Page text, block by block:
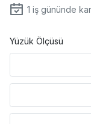
1 iş gününde
Yüzük Ölçüsü